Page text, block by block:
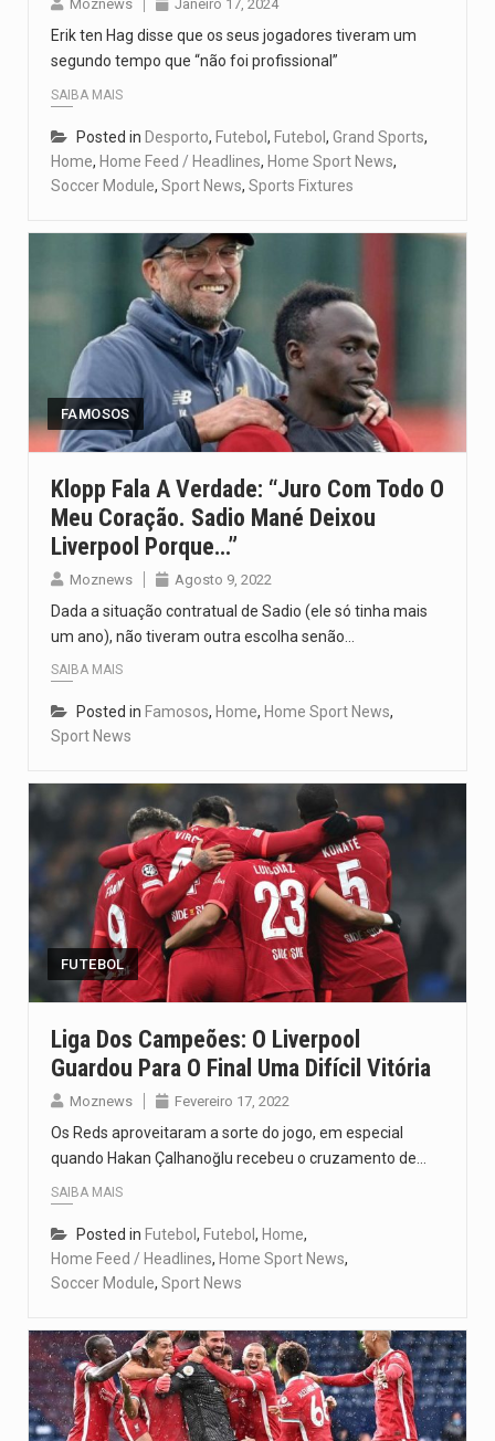
Moznews Janeiro 17, 2024
Erik ten Hag disse que os seus jogadores tiveram um
segundo tempo que “não foi profissional”
SAIBA MAIS
Posted in Desporto, Futebol , Futebol , Grand Sports,
Home, Home Feed / Headlines, Home Sport News,
Soccer Module, Sport News, Sports Fixtures
FAMOSOS
Klopp Fala A Verdade: “Juro Com Todo O
Meu Coração. Sadio Mané Deixou
Liverpool Porque…”
Moznews Agosto 9, 2022
Dada a situação contratual de Sadio (ele só tinha mais
um ano), não tiveram outra escolha senão…
SAIBA MAIS
Posted in Famosos, Home, Home Sport News,
Sport News
FUTEBOL
Liga Dos Campeões: O Liverpool
Guardou Para O Final Uma Difícil Vitória
Moznews Fevereiro 17, 2022
Os Reds aproveitaram a sorte do jogo, em especial
quando Hakan Çalhanoğlu recebeu o cruzamento de…
SAIBA MAIS
Posted in Futebol , Futebol , Home,
Home Feed / Headlines, Home Sport News,
Soccer Module, Sport News